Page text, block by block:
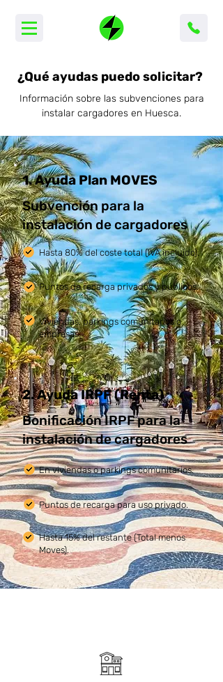
¿Qué ayudas puedo solicitar?
Información sobre las subvenciones para
instalar cargadores en Huesca.
1. Ayuda Plan MOVES
Subvención para la
instalación de cargadores
Hasta 80% del coste total (IVA incluido).
Puntos de recarga privados y públicos.
Viviendas, parkings comunitarios o
empresas.
2. Ayuda IRPF (Renta)
Bonificación IRPF para la
instalación de cargadores
En viviendas o parkings comunitarios.
Puntos de recarga para uso privado.
Hasta 15% del restante (Total menos
Moves).